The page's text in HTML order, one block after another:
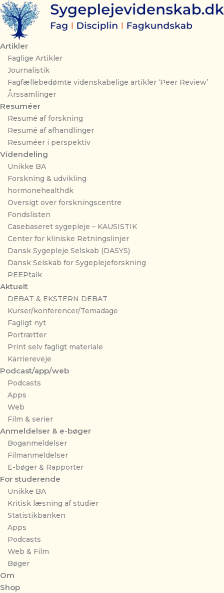
Gå
til
indholdet
Artikler
Faglige Artikler
Journalistik
Fagfællebedømte videnskabelige artikler ‘Peer Review’
Årssamlinger
Resuméer
Resumé af forskning
Resumé af afhandlinger
Resuméer i perspektiv
Videndeling
Unikke BA
Forskning & udvikling
hormonehealthdk
Oversigt over forskningscentre
Fondslisten
Casebaseret sygepleje – KAUSISTIK
Center for kliniske Retningslinjer
Dansk Sygepleje Selskab (DASYS)
Dansk Selskab for Sygeplejeforskning
PEEPtalk
Aktuelt
DEBAT & EKSTERN DEBAT
Kurser/konferencer/Temadage
Fagligt nyt
Portrætter
Print selv fagligt materiale
Karriereveje
Podcast/app/web
Podcasts
Apps
Web
Film & serier
Anmeldelser & e-bøger
Boganmeldelser
Filmanmeldelser
E-bøger & Rapporter
For studerende
Unikke BA
Kritisk læsning af studier
Statistikbanken
Apps
Podcasts
Web & Film
Bøger
Om
Shop